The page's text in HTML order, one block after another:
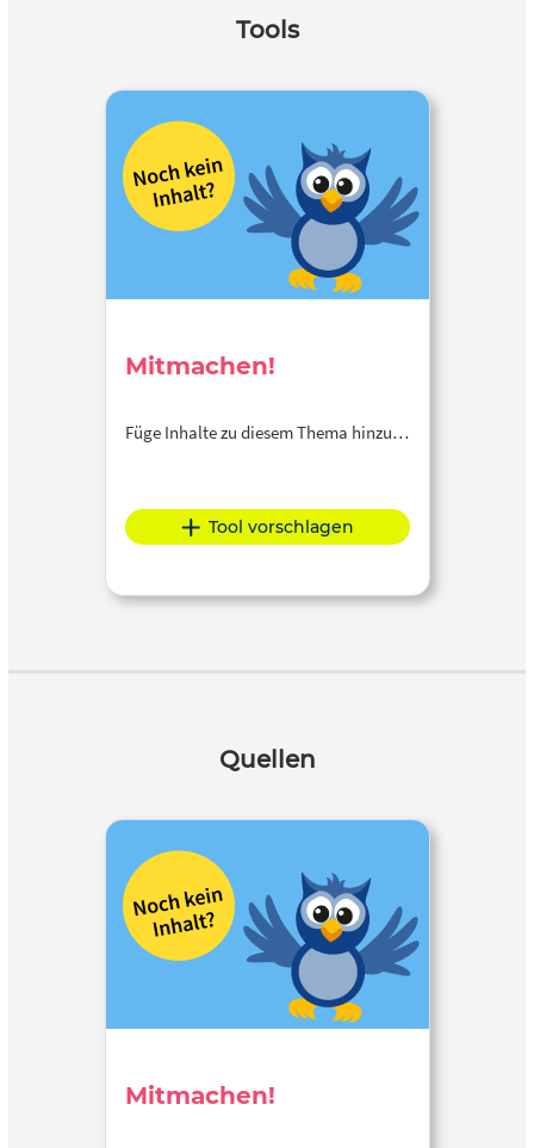
Tools
Mitmachen!
Füge Inhalte zu diesem Thema hinzu…
Tool vorschlagen
Quellen
Mitmachen!